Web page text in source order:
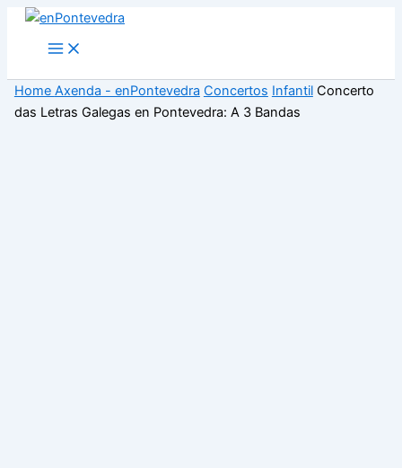
Main
Menu
Home Axenda - enPontevedra Concertos Infantil Concerto
das Letras Galegas en Pontevedra: A 3 Bandas